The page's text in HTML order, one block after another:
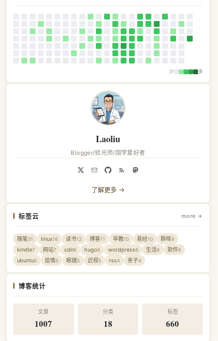
少 多
Laoliu
Blogger/验光师/国学爱好者
了解更多 →
标签云 more →
随笔31 linux16 读书12 博客11 早教10 易经10 群晖9
kindle7 网站7 cdn6 hugo6 wordpress6 生活6 软件6
ubuntu5 疫情5 眼镜5 近视5 rss4 亲子4
博客统计
文章
1007
分类
18
标签
660